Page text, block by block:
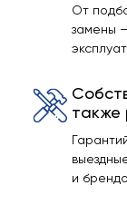
От
замены
также
и